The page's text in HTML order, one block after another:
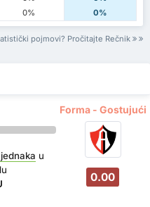
0% 0%
pojmovi? Pročitajte Rečnik
Forma - Gostujući
u
0.00